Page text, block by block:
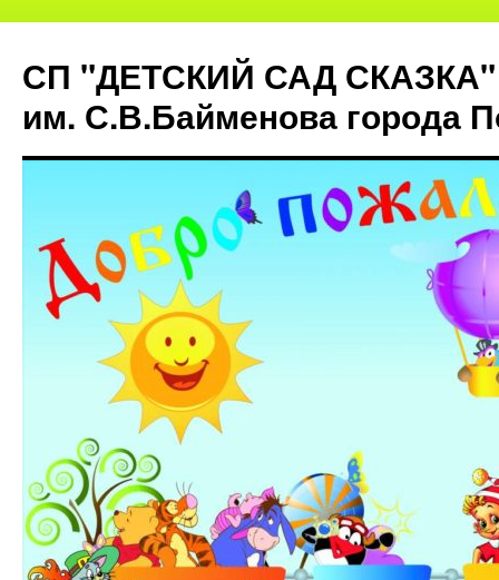
СП "ДЕТСКИЙ САД СКАЗКА"
им. С.В.Байменова города